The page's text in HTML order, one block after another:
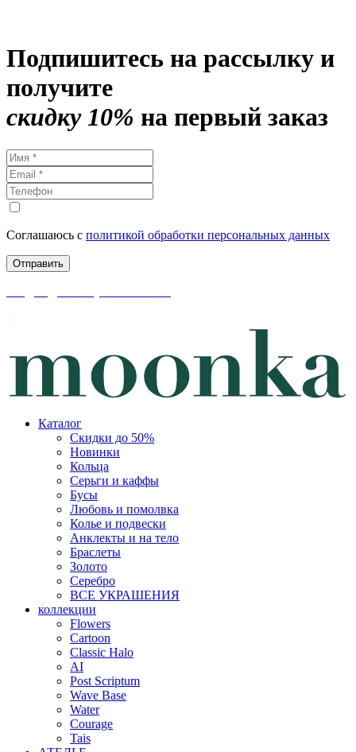
Подпишитесь на рассылку и
получите
скидку 10% на первый заказ
Соглашаюсь с политикой обработки персональных данных
Каталог
Скидки до 50%
Новинки
Кольца
Серьги и каффы
Бусы
Любовь и помолвка
Колье и подвески
Анклекты и на тело
Браслеты
Золото
Серебро
ВСЕ УКРАШЕНИЯ
коллекции
Flowers
Cartoon
Classic Halo
AI
Post Scriptum
Wave Base
Water
Courage
Tais